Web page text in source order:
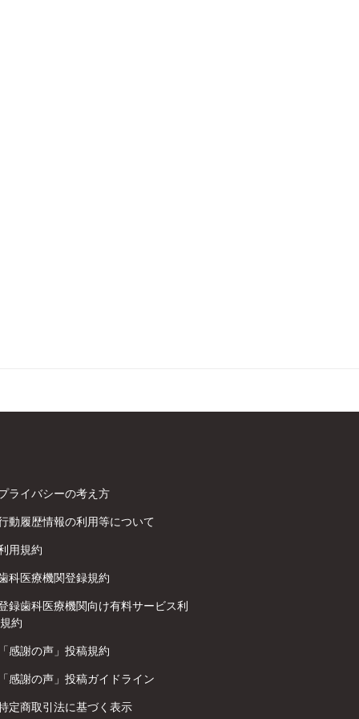
ライバシーの考え方
動履歴情報の利用等について
用規約
科医療機関登録規約
録歯科医療機関向け有料サービス利
約
「感謝の声」投稿規約
「感謝の声」投稿ガイドライン
定商取引法に基づく表示